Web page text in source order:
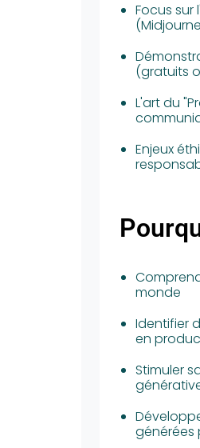
Focus sur
(gratuits
L'art du
Enjeux
monde
Identifier
en
Stimuler
générées